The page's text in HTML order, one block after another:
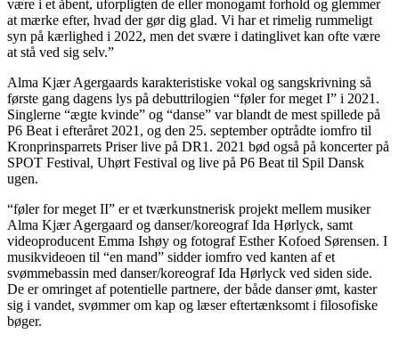
være i et åbent, uforpligten de eller monogamt forhold og glemmer
at mærke efter, hvad der gør dig glad. Vi har et rimelig rummeligt
syn på kærlighed i 2022, men det svære i datinglivet kan ofte være
at stå ved sig selv.”
Alma Kjær Agergaards karakteristiske vokal og sangskrivning så
første gang dagens lys på debuttrilogien “føler for meget I” i 2021.
Singlerne “ægte kvinde” og “danse” var blandt de mest spillede på
P6 Beat i efteråret 2021, og den 25. september optrådte iomfro til
Kronprinsparrets Priser live på DR1. 2021 bød også på koncerter på
SPOT Festival, Uhørt Festival og live på P6 Beat til Spil Dansk
ugen.
“føler for meget II” er et tværkunstnerisk projekt mellem musiker
Alma Kjær Agergaard og danser/koreograf Ida Hørlyck, samt
videoproducent Emma Ishøy og fotograf Esther Kofoed Sørensen. I
musikvideoen til “en mand” sidder iomfro ved kanten af et
svømmebassin med danser/koreograf Ida Hørlyck ved siden side.
De er omringet af potentielle partnere, der både danser ømt, kaster
sig i vandet, svømmer om kap og læser eftertænksomt i filosofiske
bøger.